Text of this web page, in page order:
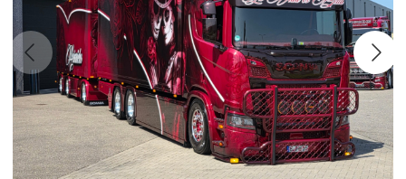
UITLATEN
VERLICHTING
EXTERIEUR